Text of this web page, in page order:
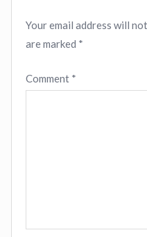
Your email address will
are marked *
Comment *